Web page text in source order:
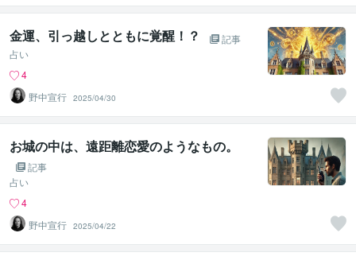
金運、引っ越しとともに覚醒！？
記事
占い
4
野中宣行 2025/04/30
お城の中は、遠距離恋愛のようなもの。
記事
占い
4
野中宣行 2025/04/22